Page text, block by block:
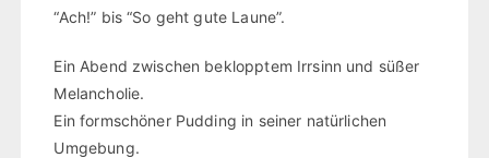
“Ach!” bis “So geht gute Laune”.
Ein Abend zwischen beklopptem Irrsinn und süßer
Melancholie.
Ein formschöner Pudding in seiner natürlichen
Umgebung.